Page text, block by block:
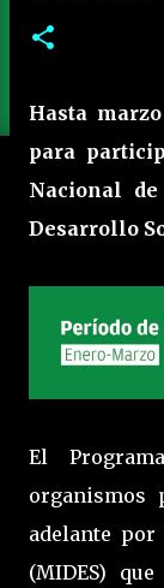
Hasta
para
Nacional
Desarrollo
El
organismos
adelante
(MIDES)